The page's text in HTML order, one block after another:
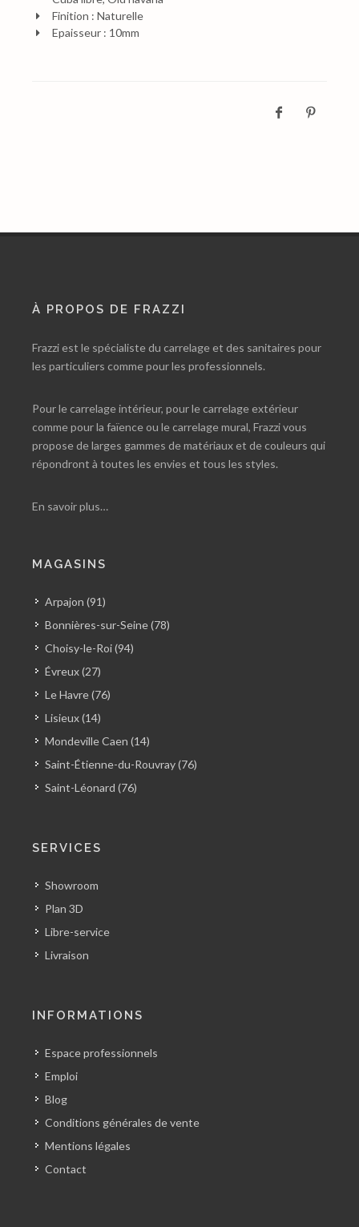
Finition : Naturelle
Epaisseur : 10mm
À PROPOS DE FRAZZI
Frazzi est le spécialiste du carrelage et des sanitaires pour
les particuliers comme pour les professionnels.
Pour le carrelage intérieur, pour le carrelage extérieur
comme pour la faïence ou le carrelage mural, Frazzi vous
propose de larges gammes de matériaux et de couleurs qui
répondront à toutes les envies et tous les styles.
En savoir plus…
MAGASINS
Arpajon (91)
Bonnières-sur-Seine (78)
Choisy-le-Roi (94)
Évreux (27)
Le Havre (76)
Lisieux (14)
Mondeville Caen (14)
Saint-Étienne-du-Rouvray (76)
Saint-Léonard (76)
SERVICES
Showroom
Plan 3D
Libre-service
Livraison
INFORMATIONS
Espace professionnels
Emploi
Blog
Conditions générales de vente
Mentions légales
Contact